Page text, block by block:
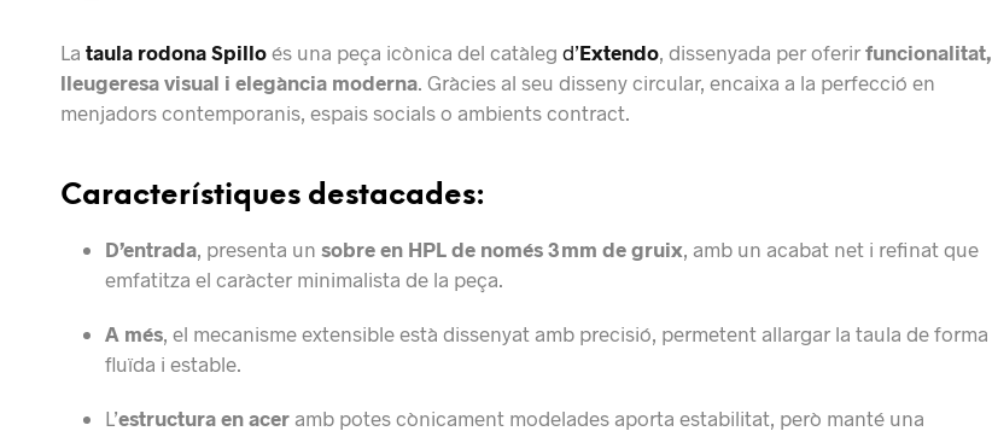
La taula rodona Spillo és una peça icònica del catàleg d’Extendo, dissenyada per oferir funcionalitat,
lleugeresa visual i elegància moderna. Gràcies al seu disseny circular, encaixa a la perfecció en
menjadors contemporanis, espais socials o ambients contract.
Característiques destacades:
D’entrada , presenta un sobre en HPL de només 3 mm de gruix , amb un acabat net i refinat que
emfatitza el caràcter minimalista de la peça.
A més , el mecanisme extensible està dissenyat amb precisió, permetent allargar la taula de forma
fluïda i estable.
L’estructura en acer amb potes cònicament modelades aporta estabilitat, però manté una